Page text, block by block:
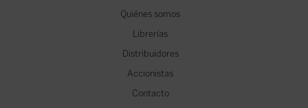
Quiénes somos
Librerías
Distribuidores
Accionistas
Contacto